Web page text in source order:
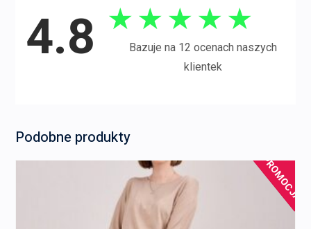
4.8 ★ ★ ★ ★ ★
Bazuje na 12 ocenach naszych
klientek
Podobne produkty
PROMOCJA!